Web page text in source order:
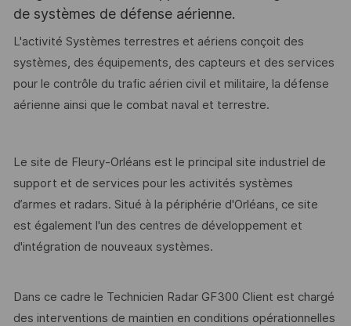
de systèmes de défense aérienne.
L'activité Systèmes terrestres et aériens conçoit des
systèmes, des équipements, des capteurs et des services
pour le contrôle du trafic aérien civil et militaire, la défense
aérienne ainsi que le combat naval et terrestre.
Le site de Fleury-Orléans est le principal site industriel de
support et de services pour les activités systèmes
d’armes et radars. Situé à la périphérie d'Orléans, ce site
est également l'un des centres de développement et
d'intégration de nouveaux systèmes.
Dans ce cadre le Technicien Radar GF300 Client est chargé
des interventions de maintien en conditions opérationnelles